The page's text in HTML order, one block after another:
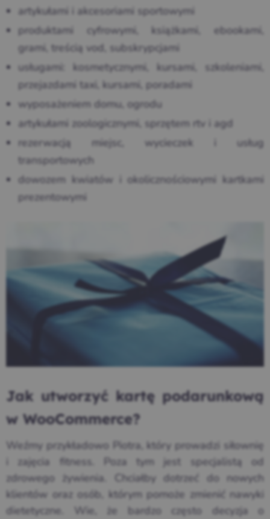
artykułami i akcesoriami sportowymi
produktami cyfrowymi, książkami, ebookami,
grami, treścią vod, subskrypcjami
usługami: kosmetycznymi, kursami, szkoleniami,
przejazdami taxi, kursami, poradami
wyposażeniem domu, ogrodu
artykułami zoologicznymi, sprzętem rtv i agd
rezerwacją miejsc, wycieczek i usług
transportowych
dowozem kwiatów i okolicznościowymi kartkami
prezentowymi
Jak utworzyć kartę podarunkową
w WooCommerce?
Weźmy przykładowo Piotra, który prowadzi siłownię
i zajęcia fitness. Poza tym jest specjalistą od
zdrowego żywienia. Chciałby dotrzeć do nowych
klientów oraz osób, którym pomoże zmienić nawyki
dietetyczne. Wie, że bardzo często decyzja o